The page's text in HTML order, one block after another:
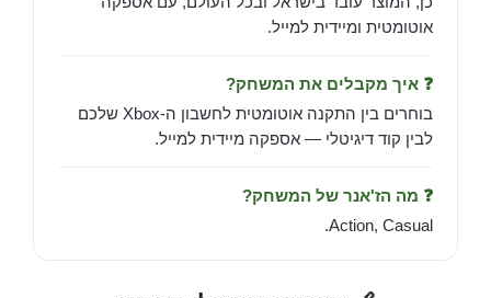
אוטומטית ומיידית למייל.
❓ איך מקבלים את המשחק?
בוחרים בין התקנה אוטומטית לחשבון ה-Xbox שלכם
לבין קוד דיגיטלי — אספקה מיידית למייל.
❓ מה הז'אנר של המשחק?
Action, Casual.